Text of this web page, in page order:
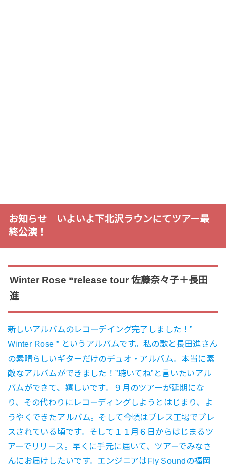
お知らせ いよいよ下北沢ラウンにてツアー最
終公演！
Winter Rose “release tour 佐藤奈々子＋長田
進
新しいアルバムのレコーデイング完了しました！”
Winter Rose ” というアルバムです。私の歌と長田進さん
の素晴らしいギターだけのデュオ・アルバム。本当に素
敵なアルバムができました！”聴いてね”と言いたいアル
バムができて、嬉しいです。９月のツアーが延期にな
り、その代わりにレコーディングしようとはじまり、よ
うやくできたアルバム。そして今頃はプレス工場でプレ
スされている頃です。そして１１月６日からはじまるツ
アーでリリース。早くに手元に届いて、ツアーでみなさ
んにお届けしたいです。エンジニアはFly Soundの福岡